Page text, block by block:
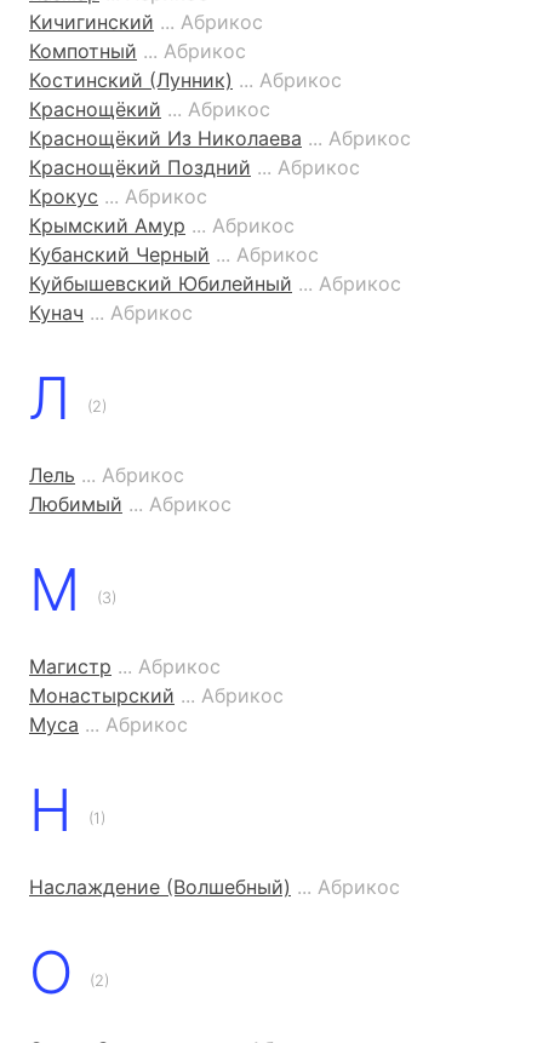
Кичигинский ... Абрикос
Компотный ... Абрикос
Костинский (Лунник) ... Абрикос
Краснощёкий ... Абрикос
Краснощёкий Из Николаева ... Абрикос
Краснощёкий Поздний ... Абрикос
Крокус ... Абрикос
Крымский Амур ... Абрикос
Кубанский Черный ... Абрикос
Куйбышевский Юбилейный ... Абрикос
Кунач ... Абрикос
Л (2)
Лель ... Абрикос
Любимый ... Абрикос
М (3)
Магистр ... Абрикос
Монастырский ... Абрикос
Муса ... Абрикос
Н (1)
Наслаждение (Волшебный) ... Абрикос
О (2)